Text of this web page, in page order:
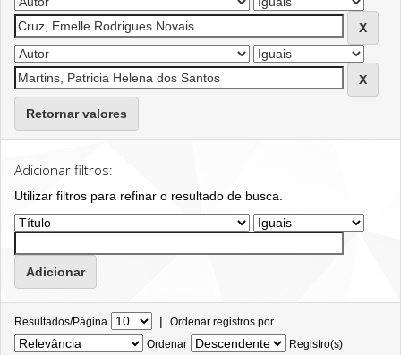
Retornar valores
Adicionar filtros:
Utilizar filtros para refinar o resultado de busca.
Resultados/Página | Ordenar registros por
Ordenar
Registro(s)